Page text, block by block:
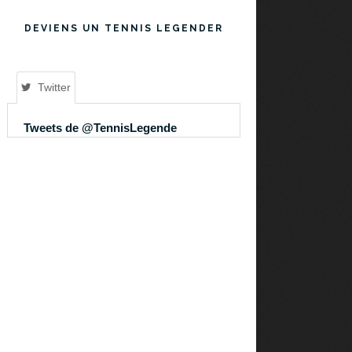
DEVIENS UN TENNIS LEGENDER
Twitter
Tweets de @TennisLegende